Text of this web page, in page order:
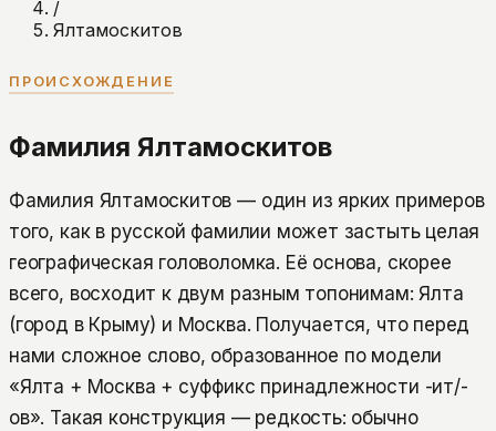
/
Ялтамоскитов
ПРОИСХОЖДЕНИЕ
Фамилия Ялтамоскитов
Фамилия Ялтамоскитов — один из ярких примеров
того, как в русской фамилии может застыть целая
географическая головоломка. Её основа, скорее
всего, восходит к двум разным топонимам: Ялта
(город в Крыму) и Москва. Получается, что перед
нами сложное слово, образованное по модели
«Ялта + Москва + суффикс принадлежности -ит/-
ов». Такая конструкция — редкость: обычно